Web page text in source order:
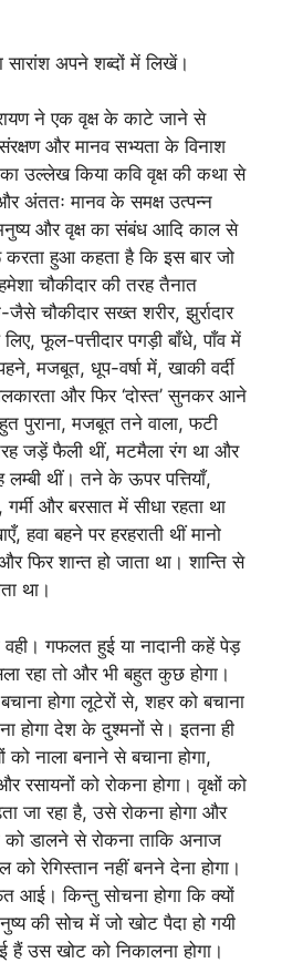
सारांश अपने शब्दों में लिखें।
ने एक वृक्ष के काटे जाने से
संरक्षण और मानव सभ्यता के विनाश
उल्लेख किया कवि वृक्ष की कथा से
अंततः मानव के समक्ष उत्पन्न
और वृक्ष का संबंध आदि काल से
करता हुआ कहता है कि इस बार जो
चौकीदार की तरह तैनात
जैसे चौकीदार सख्त शरीर, झुर्रादार
फूल-पत्तीदार पगड़ी बाँधे, पाँव में
मजबूत, धूप-वर्षा में, खाकी वर्दी
और फिर ‘दोस्त’ सुनकर आने
पुराना, मजबूत तने वाला, फटी
जड़ें फैली थीं, मटमैला रंग था और
थीं। तने के ऊपर पत्तियाँ,
और बरसात में सीधा रहता था
बहने पर हरहराती थीं मानो
फिर शान्त हो जाता था। शान्ति से
था।
गफलत हुई या नादानी कहें पेड़
रहा तो और भी बहुत कुछ होगा।
होगा लूटेरों से, शहर को बचाना
होगा देश के दुश्मनों से। इतना ही
नाला बनाने से बचाना होगा,
को रोकना होगा। वृक्षों को
जा रहा है, उसे रोकना होगा और
को डालने से रोकना ताकि अनाज
रेगिस्तान नहीं बनने देना होगा।
किन्तु सोचना होगा कि क्यों
की सोच में जो खोट पैदा हो गयी
हैं उस खोट को निकालना होगा।